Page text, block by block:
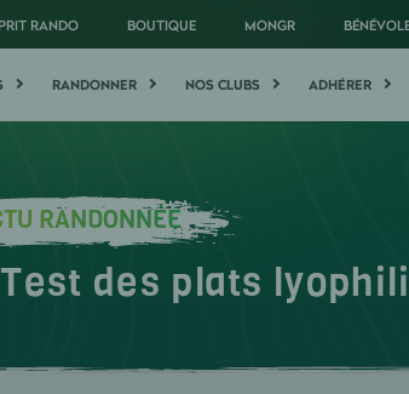
RANDO BOUTIQUE MONGR
RANDONNER NOS CLUBS ADHÉRER
RANDONNÉE
Test des plats